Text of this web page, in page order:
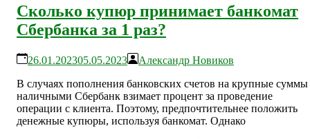
Сколько купюр принимает банкомат
Сбербанка за 1 раз?
26.01.202305.05.2023
Александр Новиков
В случаях пополнения банковских счетов на крупные суммы
наличными Сбербанк взимает процент за проведение
операции с клиента. Поэтому, предпочтительнее положить
денежные купюры, используя банкомат. Однако